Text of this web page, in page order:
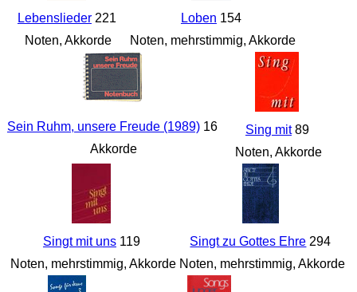
Lebenslieder221
Noten, Akkorde
Loben 154
Noten, mehrstimmig, Akkorde
Sein Ruhm, unsere Freude (1989)16
Akkorde
Sing mit89
Noten, Akkorde
Singt mit uns119
Noten, mehrstimmig, Akkorde
Singt zu Gottes Ehre 294
Noten, mehrstimmig, Akkorde